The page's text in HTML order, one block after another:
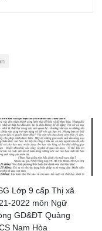
Lớp 9 cấp Thị xã
2022 môn Ngữ
GD&ĐT Quảng
Nam Hòa